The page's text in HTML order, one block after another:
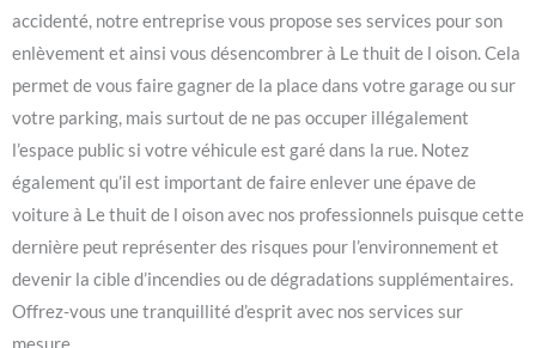
accidenté, notre entreprise vous propose ses services pour son
enlèvement et ainsi vous désencombrer à Le thuit de l oison. Cela
permet de vous faire gagner de la place dans votre garage ou sur
votre parking, mais surtout de ne pas occuper illégalement
l’espace public si votre véhicule est garé dans la rue. Notez
également qu’il est important de faire enlever une épave de
voiture à Le thuit de l oison avec nos professionnels puisque cette
dernière peut représenter des risques pour l’environnement et
devenir la cible d’incendies ou de dégradations supplémentaires.
Offrez-vous une tranquillité d’esprit avec nos services sur
mesure.